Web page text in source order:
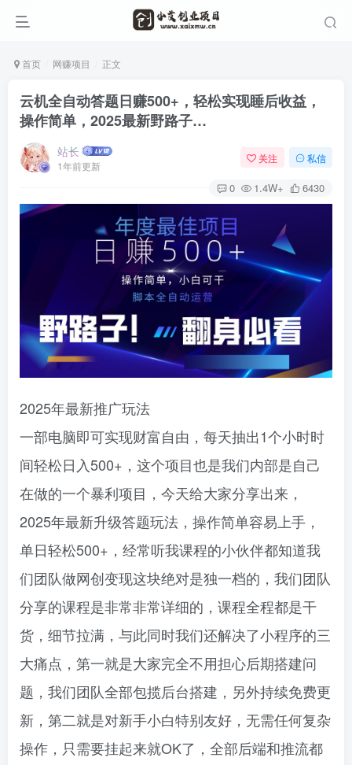
首页 网赚项目 正文
云机全自动答题日赚500+，轻松实现睡后收益，
操作简单，2025最新野路子…
站长
1年前更新
关注 私信
0 1.4W+ 6430
2025年最新推广玩法
一部电脑即可实现财富自由，每天抽出1个小时时
间轻松日入500+，这个项目也是我们内部是自己
在做的一个暴利项目，今天给大家分享出来，
2025年最新升级答题玩法，操作简单容易上手，
单日轻松500+，经常听我课程的小伙伴都知道我
们团队做网创变现这块绝对是独一档的，我们团队
分享的课程是非常非常详细的，课程全程都是干
货，细节拉满，与此同时我们还解决了小程序的三
大痛点，第一就是大家完全不用担心后期搭建问
题，我们团队全部包揽后台搭建，另外持续免费更
新，第二就是对新手小白特别友好，无需任何复杂
操作，只需要挂起来就OK了，全部后端和推流都